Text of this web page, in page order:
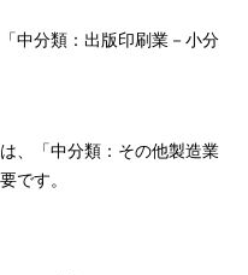
中分類：出版印刷業－小分
、「中分類：その他製造業
です。